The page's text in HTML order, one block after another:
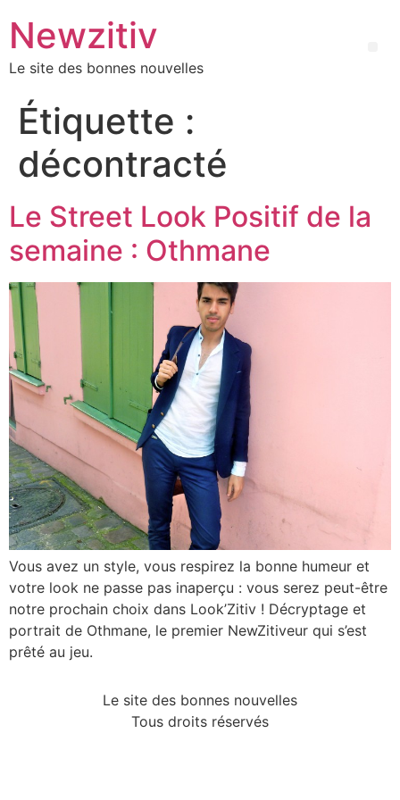
Newzitiv
Le site des bonnes nouvelles
Étiquette :
décontracté
Le Street Look Positif de la
semaine : Othmane
Vous avez un style, vous respirez la bonne humeur et
votre look ne passe pas inaperçu : vous serez peut-être
notre prochain choix dans Look’Zitiv ! Décryptage et
portrait de Othmane, le premier NewZitiveur qui s’est
prêté au jeu.
Le site des bonnes nouvelles
Tous droits réservés